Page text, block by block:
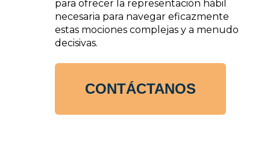
para ofrecer la representación hábil
necesaria para navegar eficazmente
estas mociones complejas y a menudo
decisivas.
CONTÁCTANOS